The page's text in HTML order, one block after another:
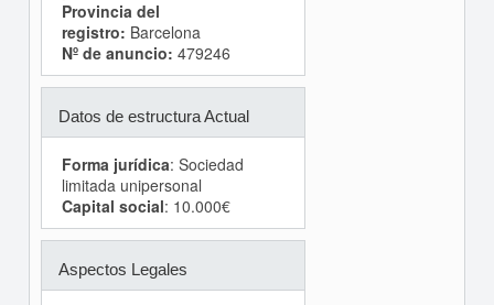
Provincia del
registro: Barcelona
Nº de anuncio: 479246
Datos de estructura Actual
Forma jurídica: Sociedad
limitada unipersonal
Capital social: 10.000€
Aspectos Legales